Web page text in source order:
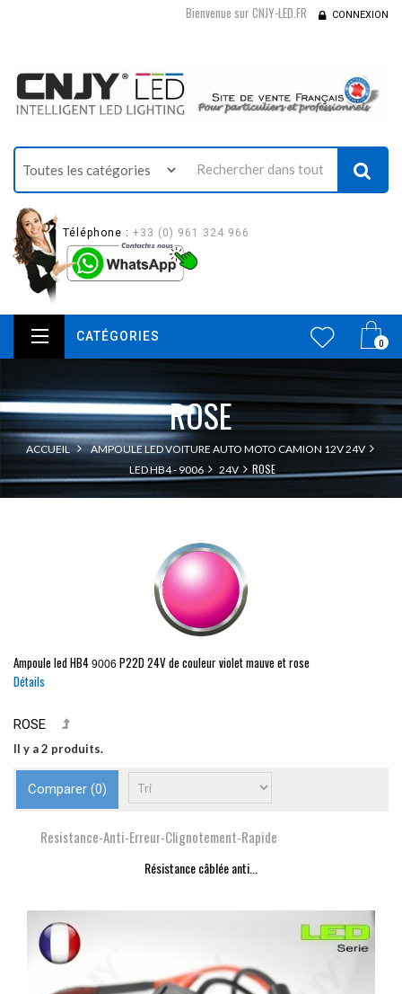
Bienvenue sur CNJY-LED.FR CONNEXION
Téléphone : +33 (0) 961 324 966
0
CATÉGORIES
ROSE
ACCUEIL
AMPOULE LED VOITURE AUTO MOTO CAMION 12V 24V
LED HB4 - 9006
24V ROSE
Ampoule ledHB4 9006 P22D24V de couleur violet mauve et rose
Détails
ROSE
Il y a 2 produits.
Comparer (0)
Resistance-Anti-Erreur-Clignotement-Rapide
Résistance câblée anti...